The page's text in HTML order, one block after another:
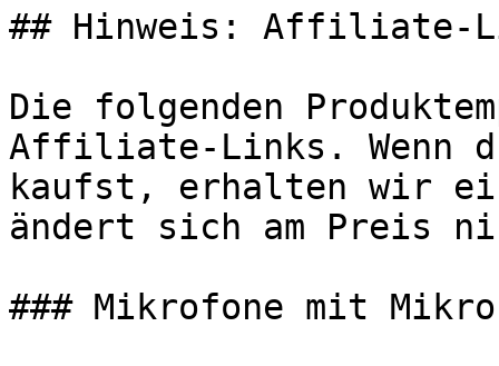
## Hinweis: Affiliate-
Die folgenden
Affiliate-Links. Wenn
kaufst, erhalten wir
ändert sich am Preis
### Mikrofone mit